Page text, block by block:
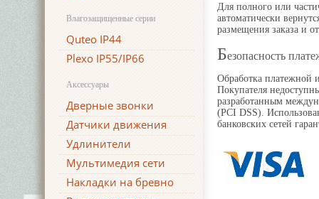
Влагозащищенные серии
Quteo IP44
Plexo IP55/IP66
Аксессуары
Дверные звонки
Датчики движения
Удлинители
Мультимедия сети
Накладки на бревно
Для полного или
автоматически
размещения заказа и
Безопасность
Обработка платежной
Покупателя
разработанным
(PCI DSS).
банковских сетей